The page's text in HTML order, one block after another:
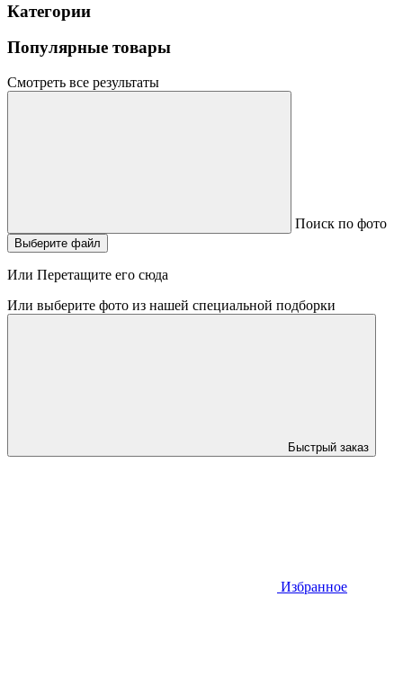
Категории
Популярные товары
Смотреть все результаты
Поиск по фото
Выберите файл
Или Перетащите его сюда
Или выберите фото из нашей специальной подборки
Быстрый заказ
Избранное